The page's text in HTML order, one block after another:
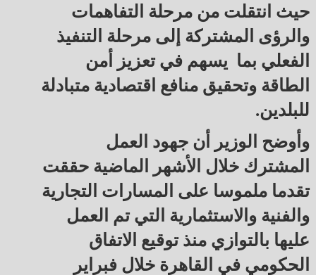
حيث انتقلت من مرحلة التفاهمات
والرؤى المشتركة إلى مرحلة التنفيذ
الفعلي بما يسهم في تعزيز أمن
الطاقة وتحقيق منافع اقتصادية متبادلة
للبلدين.
وأوضح الوزير أن جهود العمل
المشترك خلال الأشهر الماضية حققت
تقدما ملموسا على المسارات التجارية
والفنية والاستثمارية التي تم العمل
عليها بالتوازي منذ توقيع الاتفاق
الحكومي في القاهرة خلال فبراير